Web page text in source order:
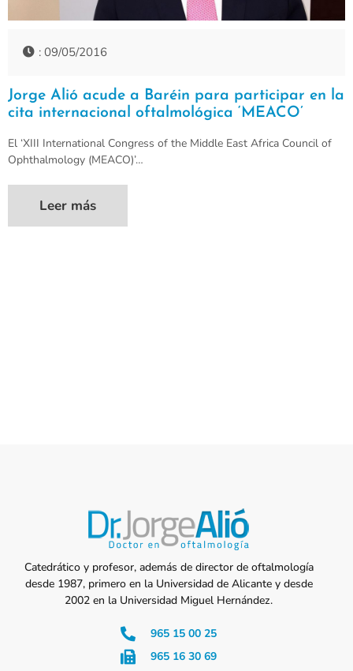
: 09/05/2016
Jorge Alió acude a Baréin para participar en la
cita internacional oftalmológica ‘MEACO’
El ‘XIII International Congress of the Middle East Africa Council of
Ophthalmology (MEACO)’…
Leer más
Catedrático y profesor, además de director de oftalmología
desde 1987, primero en la Universidad de Alicante y desde
2002 en la Universidad Miguel Hernández.
965 15 00 25
965 16 30 69